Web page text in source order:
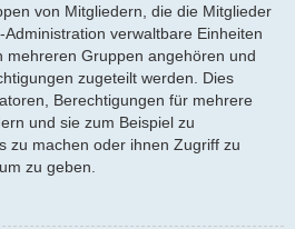
von Mitgliedern, die die Mitglieder
verwaltbare Einheiten
mehreren Gruppen angehören und
zugeteilt werden. Dies
Berechtigungen für mehrere
und sie zum Beispiel zu
zu machen oder ihnen Zugriff zu
zu geben.